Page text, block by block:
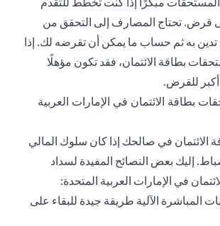
تحتاج المصارف إلى التحقق من
تدين به ثم حساب ما يمكن أن تقرضه لك. إذا
بطاقة الائتمان، فقد تكون مؤهلًا
للقرض.
بطاقة الائتمان في الإمارات العربية
الائتمان في صالحك إذا كان سلوك المالي
إليك بعض النصائح المفيدة لسداد
في الإمارات العربية المتحدة:
المباشرة الآلية طريقة جيدة للبقاء على